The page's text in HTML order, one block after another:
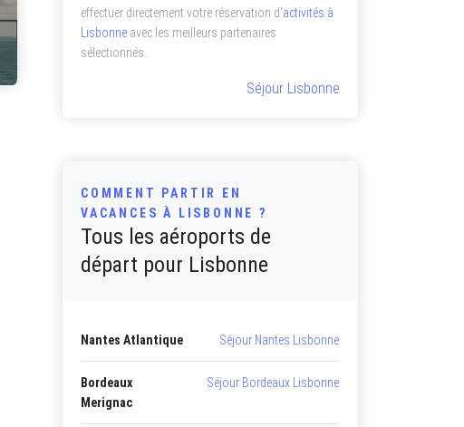
effectuer directement votre réservation d'activités à
Lisbonne avec les meilleurs partenaires
sélectionnés.
Séjour Lisbonne
COMMENT PARTIR EN
VACANCES À LISBONNE ?
Tous les aéroports de
départ pour Lisbonne
Nantes Atlantique Séjour Nantes Lisbonne
Bordeaux
Merignac
Séjour Bordeaux Lisbonne